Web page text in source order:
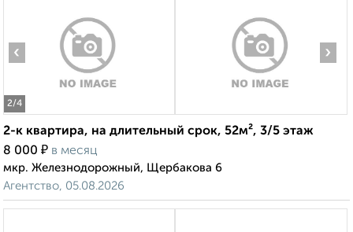
2/4
‹ ›
2-к квартира, на длительный срок, 52м², 3/5 этаж
8 000 ₽ в месяц
мкр. Железнодорожный, Щербакова 6
Агентство, 05.08.2026